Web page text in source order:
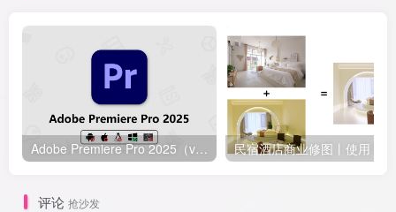
Adobe Premiere Pro 2025（v25.1）直装多语言版 by m0nkrus
评论 抢沙发